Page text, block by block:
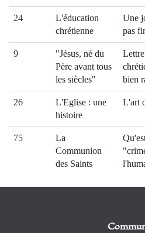
24
L'éducation
chrétienne
Une
pas
9
"Jésus, né du
Père avant tous
les siècles"
bien
26
L'Eglise : une
histoire
L'art
75
La
Communion
des Saints